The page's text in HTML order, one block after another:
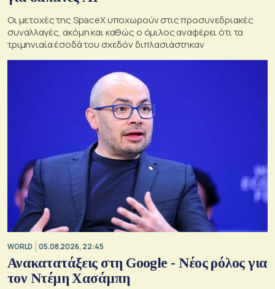
Οι μετοχές της SpaceX υποχωρούν στις προσυνεδριακές
συναλλαγές, ακόμη και καθώς ο όμιλος αναφέρει ότι τα
τριμηνιαία έσοδά του σχεδόν διπλασιάστηκαν
WORLD 05.08.2026, 22:45
Ανακατατάξεις στη Google - Νέος ρόλος για
τον Ντέμη Χασάμπη